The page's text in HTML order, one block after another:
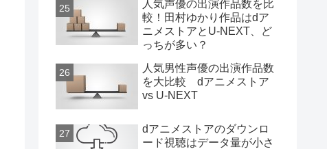
人気声優の出演作品数を比
較！田村ゆかり作品はdア
ニメストアとU-NEXT、ど
っちが多い？
人気男性声優の出演作品数
を大比較 dアニメストア
vs U-NEXT
dアニメストアのダウンロ
ード視聴はデータ量が小さ